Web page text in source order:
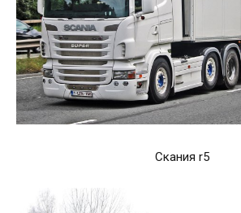
Скания r5